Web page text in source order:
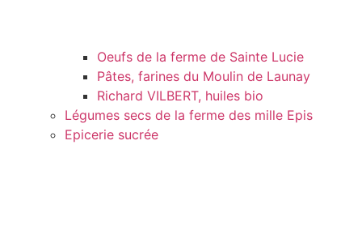
Oeufs de la ferme de Sainte Lucie
Pâtes, farines du Moulin de Launay
Richard VILBERT, huiles bio
Légumes secs de la ferme des mille Epis
Epicerie sucrée